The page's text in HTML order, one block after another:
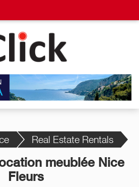
Real Estate Rentals
meublée Nice
Fleurs